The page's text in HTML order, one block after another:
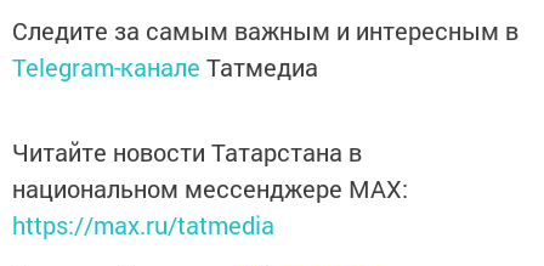
Следите за самым важным и интересным в
Telegram-канале Татмедиа
Читайте новости Татарстана в
национальном мессенджере MАХ:
https://max.ru/tatmedia